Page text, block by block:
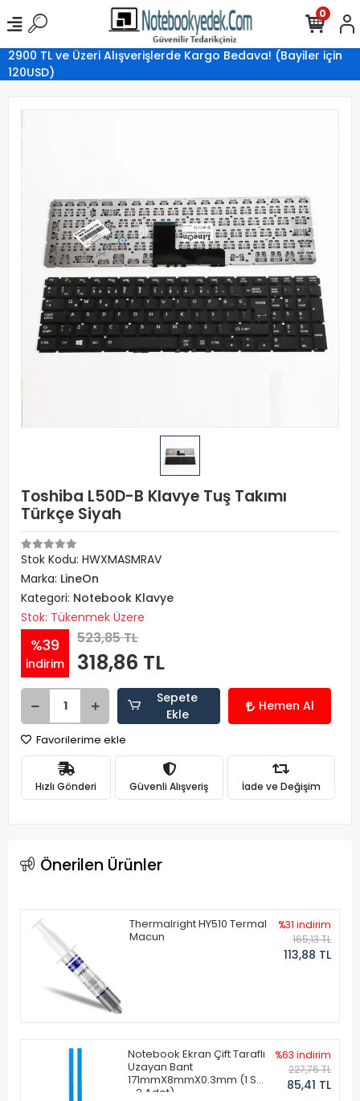
2900 TL ve Üzeri Alışverişlerde Kargo Bedava! (Bayiler için
120USD)
0
Toshiba L50D-B Klavye Tuş Takımı
Türkçe Siyah
Stok Kodu: HWXMASMRAV
Marka: LineOn
Kategori: Notebook Klavye
Stok: Tükenmek Üzere
%39
indirim
523,85 TL
318,86 TL
Sepete
Ekle
Hemen Al
Favorilerime ekle
Hızlı Gönderi Güvenli Alışveriş İade ve Değişim
Önerilen Ürünler
Thermalright HY510 Termal
Macun
%31 indirim
165,13 TL
113,88 TL
Notebook Ekran Çift Taraflı
Uzayan Bant
171mmX8mmX0.3mm (1 Set
- 2 Adet)
%63 indirim
227,76 TL
85,41 TL